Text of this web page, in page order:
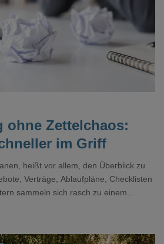
ohne Zettelchaos:
im Griff
heißt vor allem, den Überblick zu
Verträge, Ablaufpläne, Checklisten
sammeln sich rasch zu einem
schon einmal kurz vor einem Event
das mulmige Gefühl.